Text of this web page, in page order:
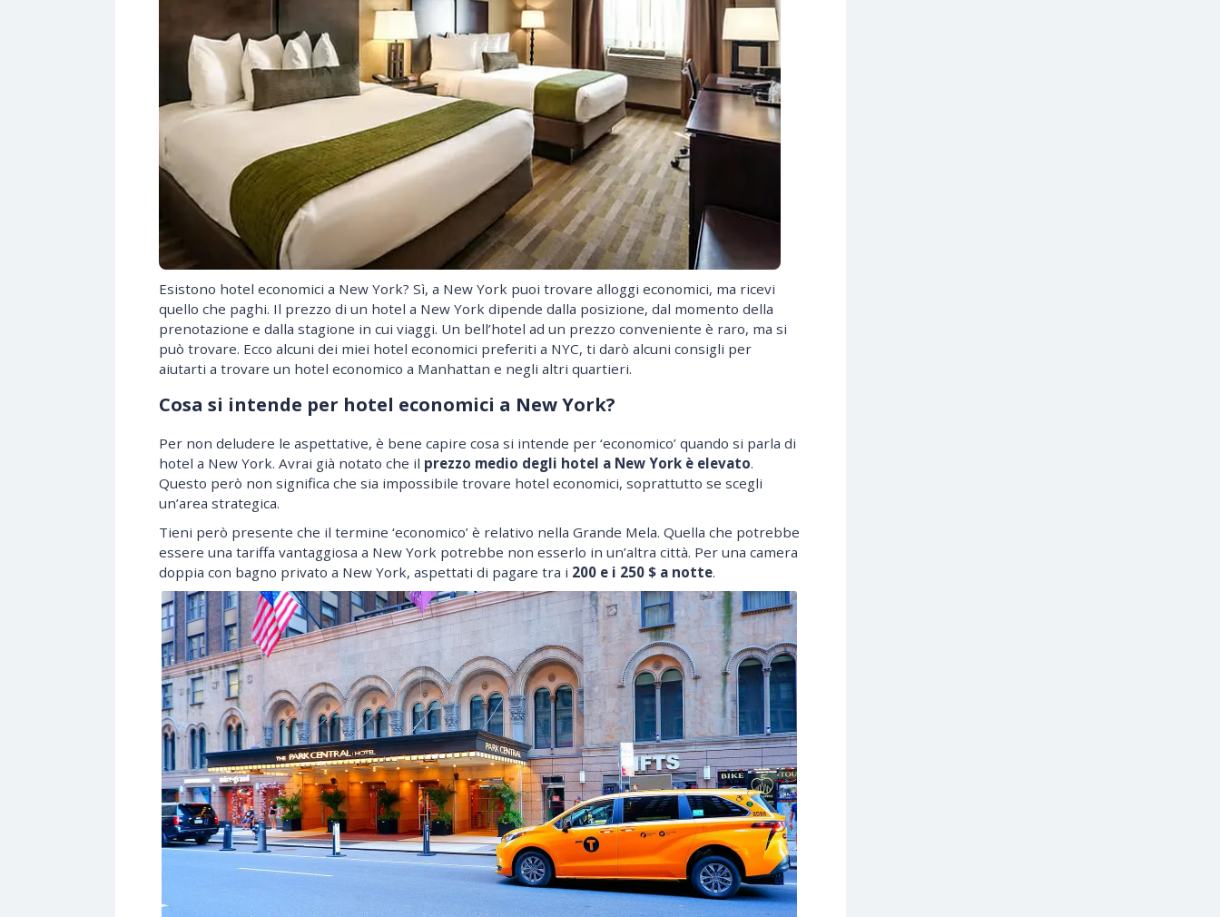
Esistono hotel economici a New York? Sì, a New York puoi trovare alloggi economici, ma ricevi
quello che paghi. Il prezzo di un hotel a New York dipende dalla posizione, dal momento della
prenotazione e dalla stagione in cui viaggi. Un bell’hotel ad un prezzo conveniente è raro, ma si
può trovare. Ecco alcuni dei miei hotel economici preferiti a NYC, ti darò alcuni consigli per
aiutarti a trovare un hotel economico a Manhattan e negli altri quartieri.
Cosa si intende per hotel economici a New York?
Per non deludere le aspettative, è bene capire cosa si intende per ‘economico’ quando si parla di
hotel a New York. Avrai già notato che il prezzo medio degli hotel a New York è elevato.
Questo però non significa che sia impossibile trovare hotel economici, soprattutto se scegli
un’area strategica.
Tieni però presente che il termine ‘economico’ è relativo nella Grande Mela. Quella che potrebbe
essere una tariffa vantaggiosa a New York potrebbe non esserlo in un’altra città. Per una camera
doppia con bagno privato a New York, aspettati di pagare tra i 200 e i 250 $ a notte.